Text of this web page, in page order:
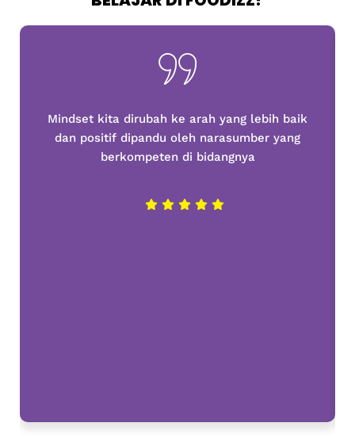
Mindset kita dirubah ke arah yang lebih baik
dan positif dipandu oleh narasumber yang
berkompeten di bidangnya